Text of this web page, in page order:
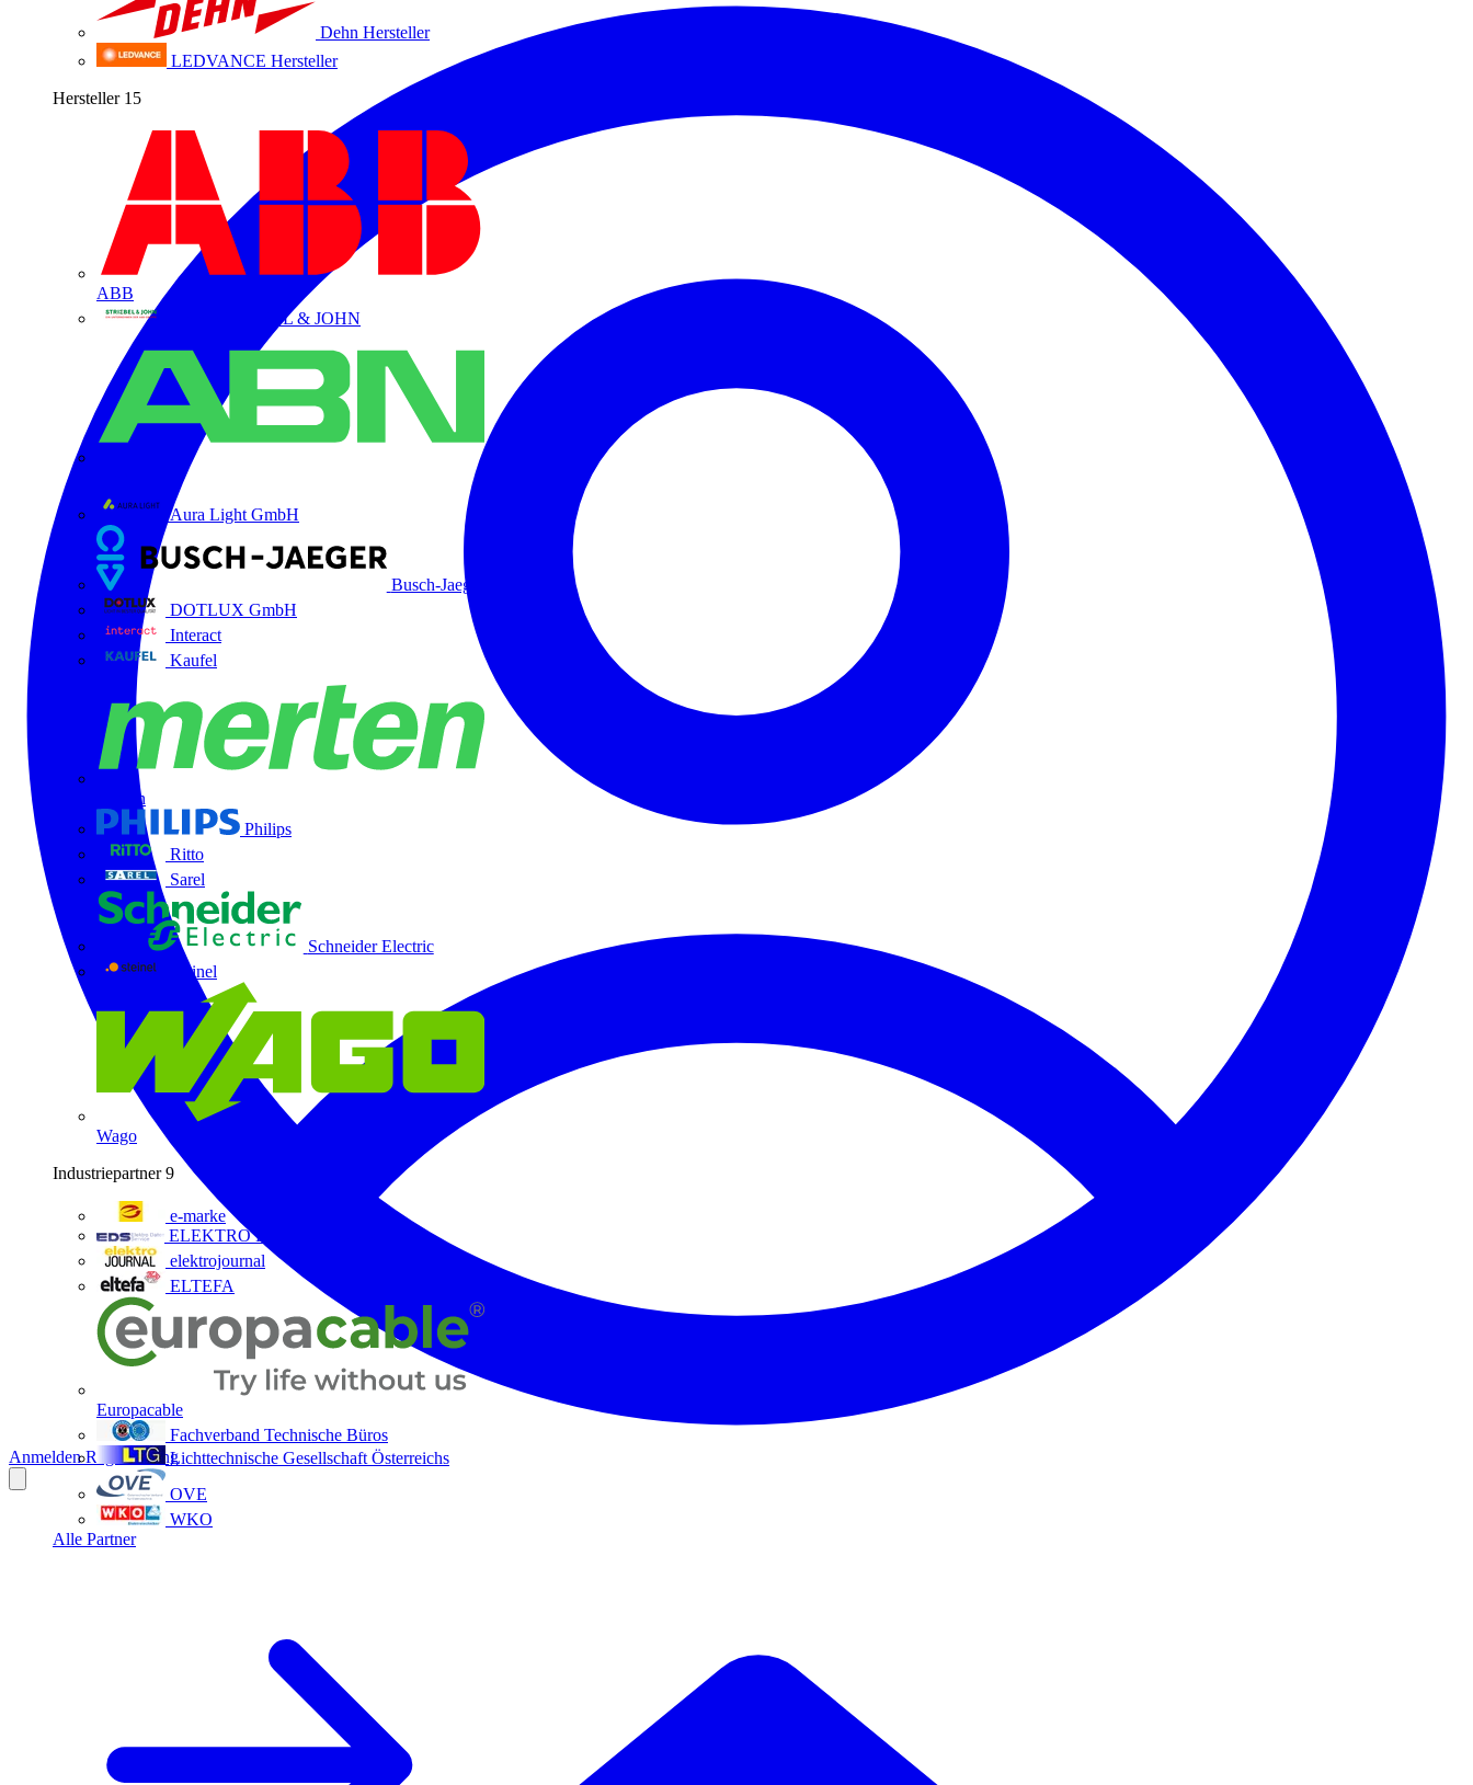
Dehn Hersteller
LEDVANCE Hersteller
Hersteller 15
ABB
ABB STRIEBEL & JOHN
Aura Light GmbH
Busch-Jaeger
DOTLUX GmbH
Interact
Kaufel
Merten
Philips
Ritto
Sarel
Schneider Electric
Steinel
Wago
Industriepartner 9
e-marke
ELEKTRO Daten Serviceges
elektrojournal
ELTEFA
Europacable
Fachverband Technische Büros
Lichttechnische Gesellschaft Österreichs
OVE
WKO
Alle Partner
AnmeldenRegistrierung